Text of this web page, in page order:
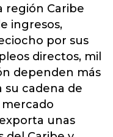
región Caribe
ingresos,
por sus
directos, mil
dependen más
su cadena de
mercado
unas